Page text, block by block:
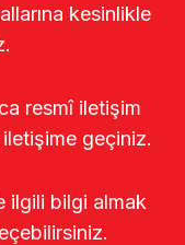
kesinlikle
resmî iletişim
iletişime geçiniz.
ilgili bilgi almak